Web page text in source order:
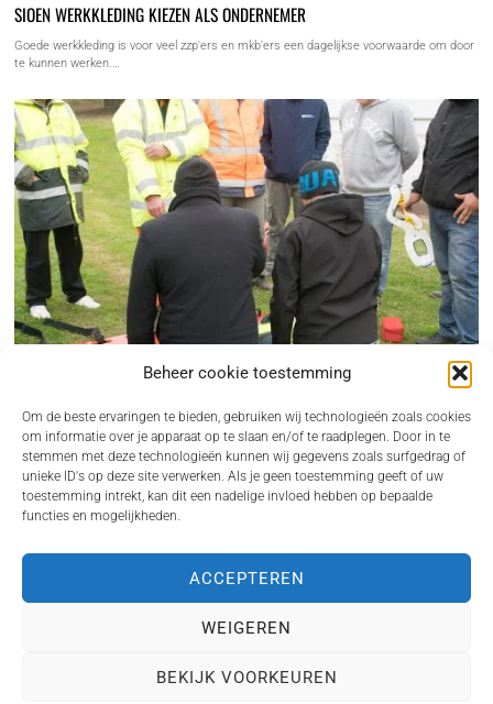
Beheer cookie toestemming
Om de beste ervaringen te bieden, gebruiken wij technologieën zoals cookies
om informatie over je apparaat op te slaan en/of te raadplegen. Door in te
stemmen met deze technologieën kunnen wij gegevens zoals surfgedrag of
unieke ID's op deze site verwerken. Als je geen toestemming geeft of uw
toestemming intrekt, kan dit een nadelige invloed hebben op bepaalde
functies en mogelijkheden.
ACCEPTEREN
WEIGEREN
BEKIJK VOORKEUREN
SIOEN WERKKLEDING KIEZEN ALS ONDERNEMER
Goede werkkleding is voor veel zzp'ers en mkb'ers een dagelijkse voorwaarde om door
te kunnen werken.…
BHV CURSUS REGELEN ALS ONDERNEMER ZONDER GEDOE
Een incident op de werkvloer komt nooit gelegen. Juist dan wil je dat iemand direct
Copyright 2024. Vennoot.nl. Alle rechten voorbehouden. info@vennoot.nl
BLOG PRIVACY POLICY COOKIEBELEID (EU)